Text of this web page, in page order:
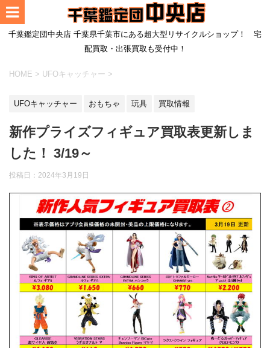
千葉鑑定団中央店 千葉県千葉市にある超大型リサイクルショップ！ 宅
配買取・出張買取も受付中！
HOME > UFOキャッチャー >
UFOキャッチャー おもちゃ 玩具 買取情報
新作プライズフィギュア買取表更新しま
した！ 3/19～
投稿日： 2024年3月19日